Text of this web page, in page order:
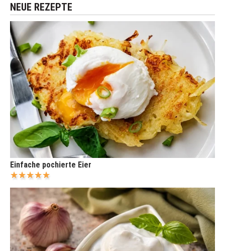
NEUE REZEPTE
Einfache pochierte Eier